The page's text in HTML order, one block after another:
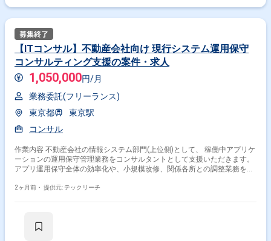
【ITコンサル】不動産会社向け 現行システム運用保守
コンサルティング支援の案件・求人
1,050,000円/月
業務委託(フリーランス)
東京都
東京駅
コンサル
作業内容 不動産会社の情報システム部門(上位側)として、 稼働中アプリケ
ーションの運用保守管理業務をコンサルタントとして支援いただきます。
アプリ運用保守全体の効率化や、小規模改修、関係各所との調整業務を担
トによるアプリ影響調査の管理) セキュリティ対応(全社セキュリティ取り
なります。（但し、企業都合退場は対象外） ※20代〜30代が中心で活気あ
2ヶ月前・ 提供元: テックリーチ